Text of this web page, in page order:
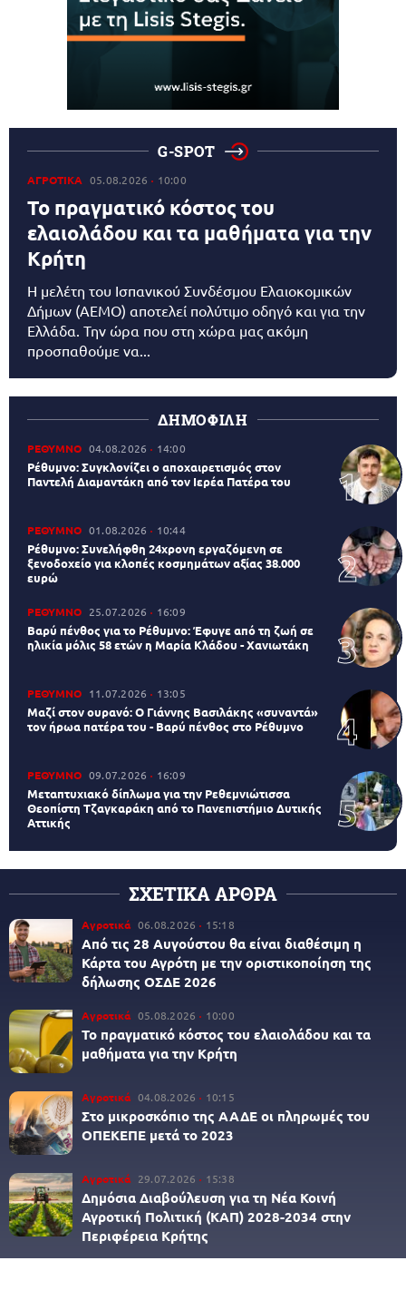
G-SPOT
ΑΓΡΟΤΙΚΑ 05.08.2026 10:00
Το πραγματικό κόστος του
ελαιολάδου και τα μαθήματα για την
Κρήτη
Η μελέτη του Ισπανικού Συνδέσμου Ελαιοκομικών
Δήμων (AEMO) αποτελεί πολύτιμο οδηγό και για την
Ελλάδα. Την ώρα που στη χώρα μας ακόμη
προσπαθούμε να...
ΔΗΜΟΦΙΛΗ
ΡΕΘΥΜΝΟ 04.08.2026 14:00
Ρέθυμνο: Συγκλονίζει ο αποχαιρετισμός στον
Παντελή Διαμαντάκη από τον Ιερέα Πατέρα του
ΡΕΘΥΜΝΟ 01.08.2026 10:44
Ρέθυμνο: Συνελήφθη 24χρονη εργαζόμενη σε
ξενοδοχείο για κλοπές κοσμημάτων αξίας 38.000
ευρώ
ΡΕΘΥΜΝΟ 25.07.2026 16:09
Βαρύ πένθος για το Ρέθυμνο: Έφυγε από τη ζωή σε
ηλικία μόλις 58 ετών η Μαρία Κλάδου - Χανιωτάκη
ΡΕΘΥΜΝΟ 11.07.2026 13:05
Μαζί στον ουρανό: Ο Γιάννης Βασιλάκης «συναντά»
τον ήρωα πατέρα του - Βαρύ πένθος στο Ρέθυμνο
ΡΕΘΥΜΝΟ 09.07.2026 16:09
Μεταπτυχιακό δίπλωμα για την Ρεθεμνιώτισσα
Θεοπίστη Τζαγκαράκη από το Πανεπιστήμιο Δυτικής
Αττικής
ΣΧΕΤΙΚΑ ΑΡΘΡΑ
Αγροτικά 06.08.2026 15:18
Από τις 28 Αυγούστου θα είναι διαθέσιμη η
Κάρτα του Αγρότη με την οριστικοποίηση της
δήλωσης ΟΣΔΕ 2026
Αγροτικά 05.08.2026 10:00
Το πραγματικό κόστος του ελαιολάδου και τα
μαθήματα για την Κρήτη
Αγροτικά 04.08.2026 10:15
Στο μικροσκόπιο της ΑΑΔΕ οι πληρωμές του
ΟΠΕΚΕΠΕ μετά το 2023
Αγροτικά 29.07.2026 15:38
Δημόσια Διαβούλευση για τη Νέα Κοινή
Αγροτική Πολιτική (ΚΑΠ) 2028-2034 στην
Περιφέρεια Κρήτης